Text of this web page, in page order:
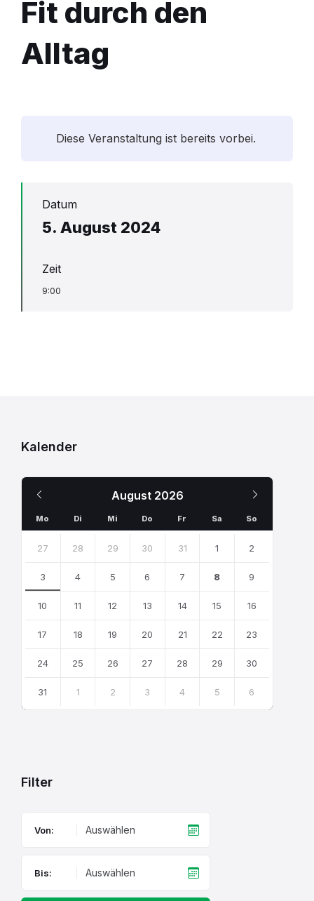
Fit durch den
Alltag
Diese Veranstaltung ist bereits vorbei.
Datum
5. August 2024
Zeit
9:00
Kalender
August 2026
Month
Mo Di Mi Do Fr Sa So
calendar
27 28 29 30 31 1 2
3 4 5 6 7 8 9
10 11 12 13 14 15 16
17 18 19 20 21 22 23
24 25 26 27 28 29 30
31 1 2 3 4 5 6
Filter
Von:
Bis: